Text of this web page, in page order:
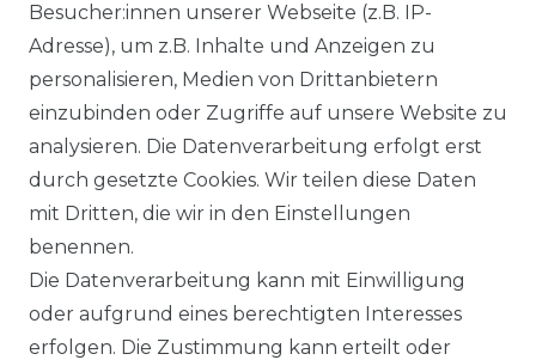
GEWERBETREIBENDE?
HILFE
KONTAKT
ANFAHRT
WIDERRUFS­FORMULAR
Besucher:innen unserer Webseite (z.B. IP-
Adresse), um z.B. Inhalte und Anzeigen zu
personalisieren, Medien von Drittanbietern
einzubinden oder Zugriffe auf unsere Website zu
analysieren. Die Datenverarbeitung erfolgt erst
durch gesetzte Cookies. Wir teilen diese Daten
mit Dritten, die wir in den Einstellungen
benennen.
Die Datenverarbeitung kann mit Einwilligung
oder aufgrund eines berechtigten Interesses
erfolgen. Die Zustimmung kann erteilt oder